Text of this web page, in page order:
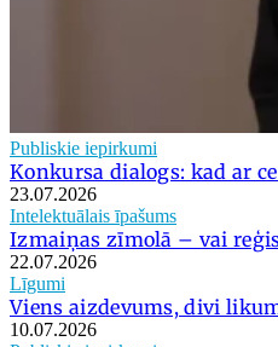
Publiskie iepirkumi
Konkursa dialogs: kad ar
23.07.2026
Intelektuālais īpašums
Izmaiņas zīmolā – vai
22.07.2026
Līgumi
Viens aizdevums, divi
10.07.2026